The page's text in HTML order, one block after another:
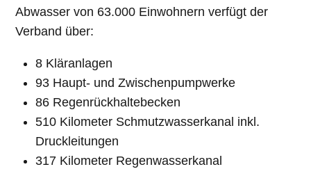
Abwasser von 63.000 Einwohnern verfügt der
Verband über:
8 Kläranlagen
93 Haupt- und Zwischenpumpwerke
86 Regenrückhaltebecken
510 Kilometer Schmutzwasserkanal inkl.
Druckleitungen
317 Kilometer Regenwasserkanal